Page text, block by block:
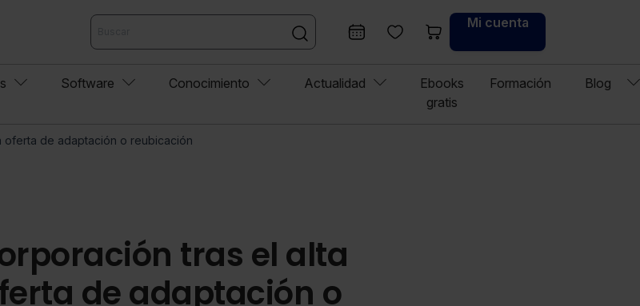
Mi cuenta
Software Conocimiento Actualidad
Ebooks
gratis
Formación Blog
oferta de adaptación o reubicación
tras el alta
de adaptación o